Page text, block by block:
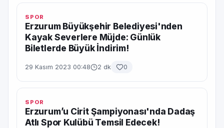
SPOR
Erzurum Büyükşehir Belediyesi'nden
Kayak Severlere Müjde: Günlük
Biletlerde Büyük İndirim!
29 Kasım 2023 00:48 2 dk 0
SPOR
Erzurum’u Cirit Şampiyonası'nda Dadaş
Atlı Spor Kulübü Temsil Edecek!